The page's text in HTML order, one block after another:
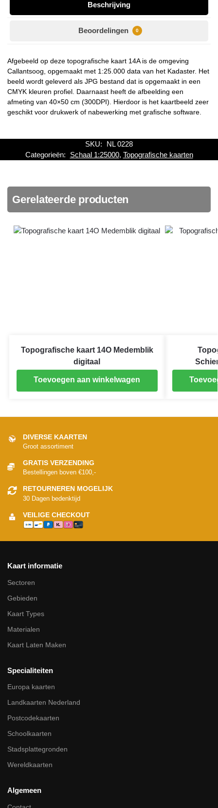
Beschrijving
Beoordelingen 0
Afgebeeld op deze topografische kaart 14A is de omgeving
Callantsoog, opgemaakt met 1:25.000 data van het Kadaster. Het
beeld wordt geleverd als JPG bestand dat is opgemaakt in een
CMYK kleuren profiel. Daarnaast heeft de afbeelding een
afmeting van 40×50 cm (300DPI). Hierdoor is het kaartbeeld zeer
geschikt voor drukwerk of nabewerking met grafische software.
SKU:
NL 0228
Categorieën:
Schaal 1:25000, Topografische kaarten
Gerelateerde producten
Topografische kaart 14O Medemblik
digitaal
Toevoegen aan winkelwagen
DIVERSE KAARTEN
Groot assortiment
GRATIS VERZENDING
Bestellingen boven €100,-
RETOURNEREN MOGELIJK
30 Dagen bedenktijd
VEILIGE CHECKOUT
Kaart informatie
Sectoren
Gebieden
Kaart Types
Materialen
Kaart Laten Maken
Specialiteiten
Europa kaarten
Landkaarten Nederland
Postcodekaarten
Schoolkaarten
Stadsplattegronden
Wereldkaarten
Algemeen